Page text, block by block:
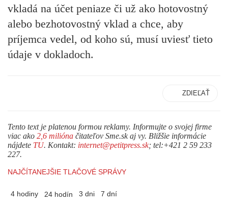
vkladá na účet peniaze či už ako hotovostný
alebo bezhotovostný vklad a chce, aby
príjemca vedel, od koho sú, musí uviesť tieto
údaje v dokladoch.
ZDIEĽAŤ
Tento text je platenou formou reklamy. Informujte o svojej firme
viac ako 2,6 milióna čitateľov Sme.sk aj vy. Bližšie informácie
nájdete TU. Kontakt: internet@petitpress.sk; tel:+421 2 59 233
227.
NAJČÍTANEJŠIE TLAČOVÉ SPRÁVY
4 hodiny 24 hodín 3 dni 7 dní